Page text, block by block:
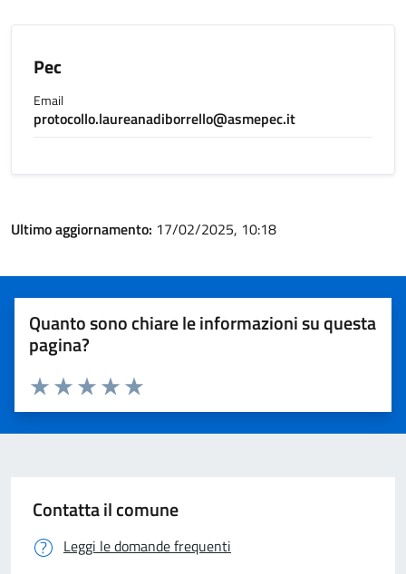
Pec
Email
protocollo.laureanadiborrello@asmepec.it
Ultimo aggiornamento: 17/02/2025, 10:18
Quanto sono chiare le informazioni su questa
pagina?
Valuta 5 stelle su 5
Valuta 4 stelle su 5
Valuta 3 stelle su 5
Valuta 2 stelle su 5
Valuta 1 stelle su 5
Contatta il comune
Leggi le domande frequenti